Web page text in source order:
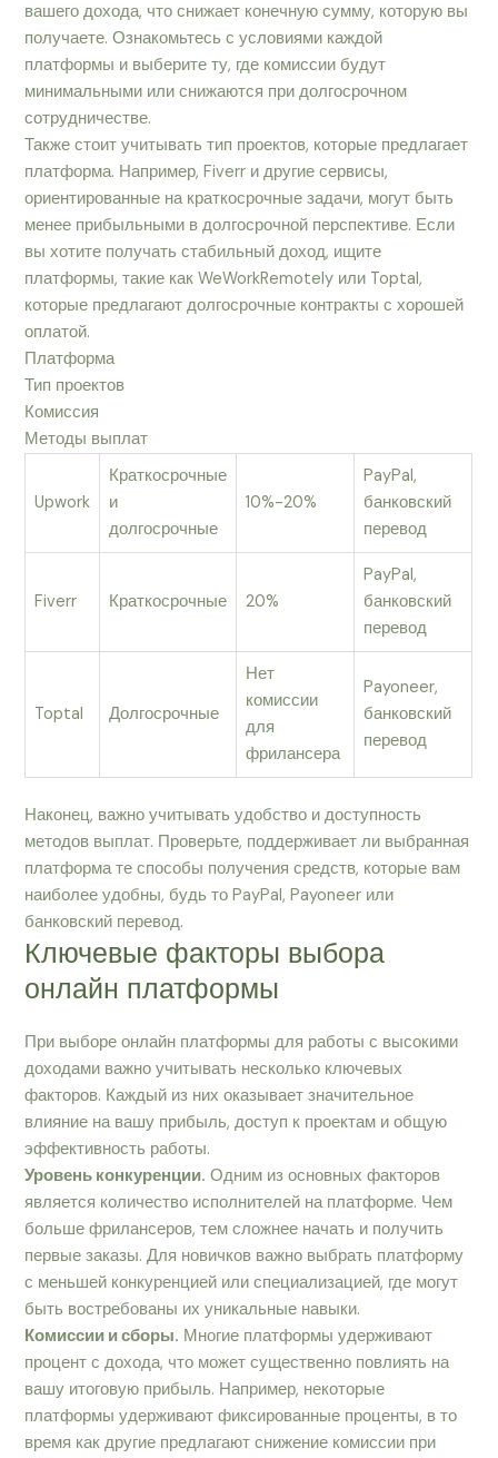
вашего дохода, что снижает конечную сумму, которую вы
получаете. Ознакомьтесь с условиями каждой
платформы и выберите ту, где комиссии будут
минимальными или снижаются при долгосрочном
сотрудничестве.
Также стоит учитывать тип проектов, которые предлагает
платформа. Например, Fiverr и другие сервисы,
ориентированные на краткосрочные задачи, могут быть
менее прибыльными в долгосрочной перспективе. Если
вы хотите получать стабильный доход, ищите
платформы, такие как WeWorkRemotely или Toptal,
которые предлагают долгосрочные контракты с хорошей
оплатой.
Платформа
Тип проектов
Комиссия
Методы выплат
Upwork
Краткосрочные
и
долгосрочные
10%-20%
PayPal,
банковский
перевод
Fiverr Краткосрочные 20%
PayPal,
банковский
перевод
Toptal Долгосрочные
Нет
комиссии
для
фрилансера
Payoneer,
банковский
перевод
Наконец, важно учитывать удобство и доступность
методов выплат. Проверьте, поддерживает ли выбранная
платформа те способы получения средств, которые вам
наиболее удобны, будь то PayPal, Payoneer или
банковский перевод.
Ключевые факторы выбора
онлайн платформы
При выборе онлайн платформы для работы с высокими
доходами важно учитывать несколько ключевых
факторов. Каждый из них оказывает значительное
влияние на вашу прибыль, доступ к проектам и общую
эффективность работы.
Уровень конкуренции. Одним из основных факторов
является количество исполнителей на платформе. Чем
больше фрилансеров, тем сложнее начать и получить
первые заказы. Для новичков важно выбрать платформу
с меньшей конкуренцией или специализацией, где могут
быть востребованы их уникальные навыки.
Комиссии и сборы. Многие платформы удерживают
процент с дохода, что может существенно повлиять на
вашу итоговую прибыль. Например, некоторые
платформы удерживают фиксированные проценты, в то
время как другие предлагают снижение комиссии при